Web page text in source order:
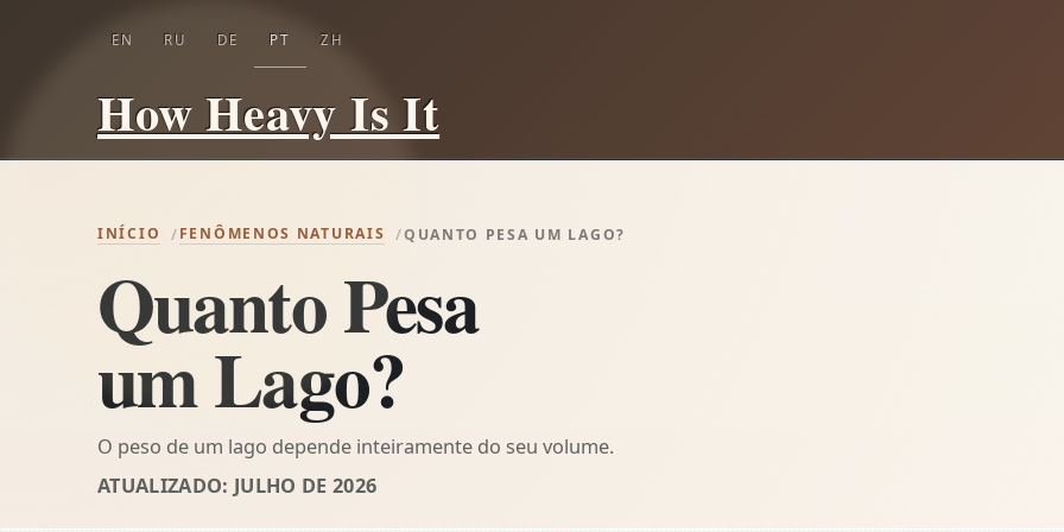
How Heavy Is It
EN RU DE PT ZH
INÍCIO FENÔMENOS NATURAIS QUANTO PESA UM LAGO?
Quanto Pesa
um Lago?
O peso de um lago depende inteiramente do seu volume.
ATUALIZADO: JULHO DE 2026